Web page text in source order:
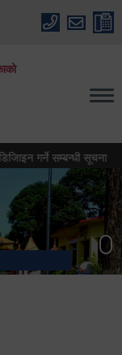
सम्बन्धी सूचना